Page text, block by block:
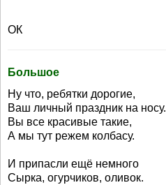
ОК
Большое
Ну что, ребятки дорогие,
Ваш личный праздник на носу.
Вы все красивые такие,
А мы тут режем колбасу.
И припасли ещё немного
Сырка, огурчиков, оливок.